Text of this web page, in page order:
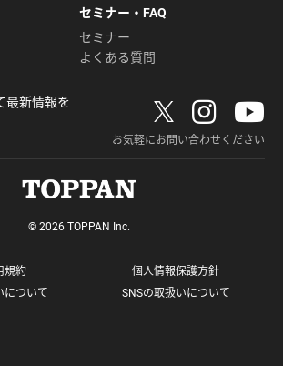
セミナー・FAQ
セミナー
よくある質問
最新情報を
お気軽にお問い合わせください
© 2026 TOPPAN Inc.
規約
個人情報保護方針
について
SNSの取扱いについて